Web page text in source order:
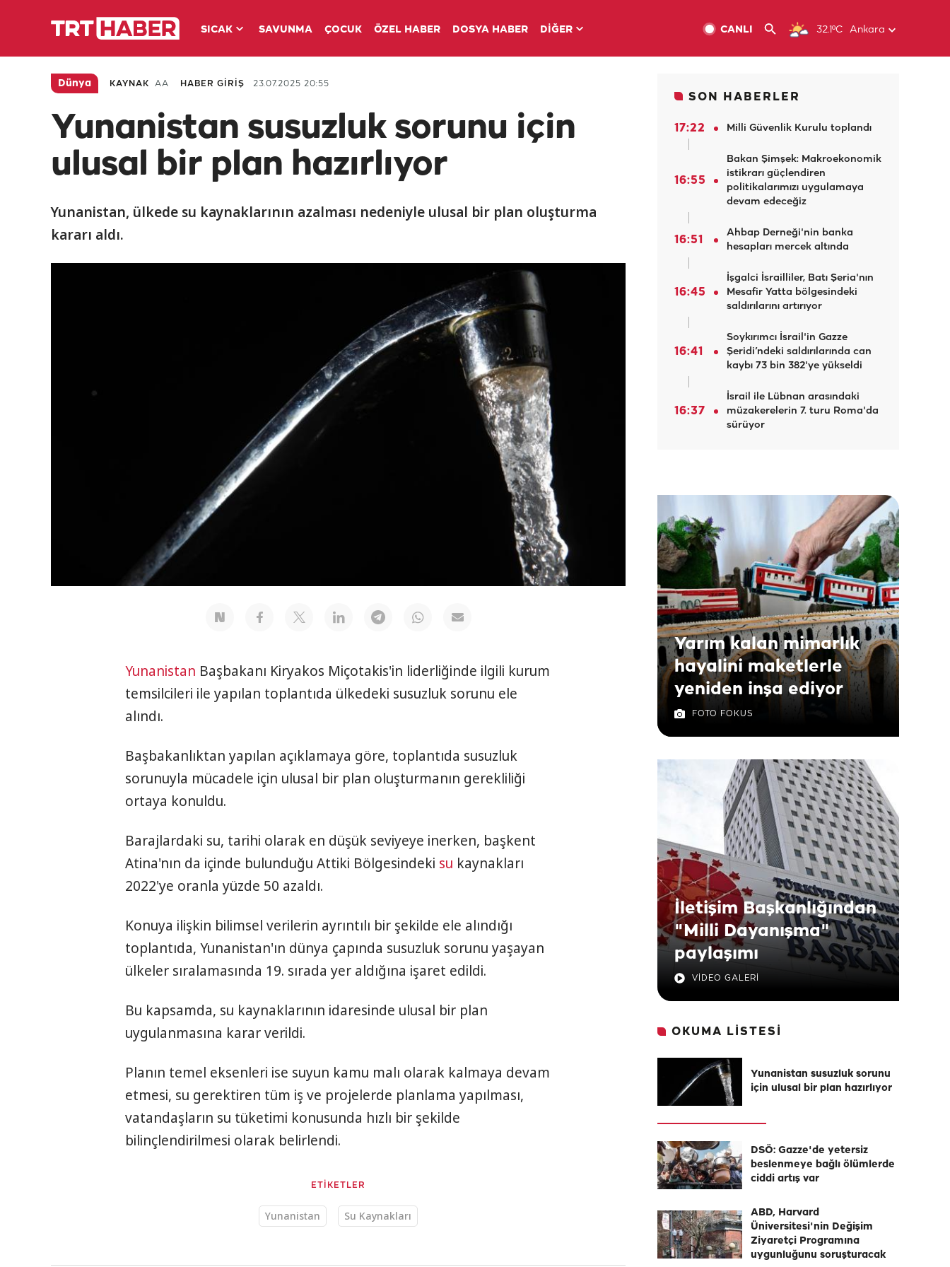
SICAK SAVUNMA ÇOCUK ÖZEL HABER DOSYA HABER DİĞER 32.1ºC Ankara
CANLI
Dünya KAYNAK AA HABER GİRİŞ 23.07.2025 20:55
Yunanistan susuzluk sorunu için
ulusal bir plan hazırlıyor
Yunanistan, ülkede su kaynaklarının azalması nedeniyle ulusal bir plan oluşturma
kararı aldı.
Yunanistan Başbakanı Kiryakos Miçotakis'in liderliğinde ilgili kurum
temsilcileri ile yapılan toplantıda ülkedeki susuzluk sorunu ele
alındı.
Başbakanlıktan yapılan açıklamaya göre, toplantıda susuzluk
sorunuyla mücadele için ulusal bir plan oluşturmanın gerekliliği
ortaya konuldu.
Barajlardaki su, tarihi olarak en düşük seviyeye inerken, başkent
Atina'nın da içinde bulunduğu Attiki Bölgesindeki su kaynakları
2022'ye oranla yüzde 50 azaldı.
Konuya ilişkin bilimsel verilerin ayrıntılı bir şekilde ele alındığı
toplantıda, Yunanistan'ın dünya çapında susuzluk sorunu yaşayan
ülkeler sıralamasında 19. sırada yer aldığına işaret edildi.
Bu kapsamda, su kaynaklarının idaresinde ulusal bir plan
uygulanmasına karar verildi.
Planın temel eksenleri ise suyun kamu malı olarak kalmaya devam
etmesi, su gerektiren tüm iş ve projelerde planlama yapılması,
vatandaşların su tüketimi konusunda hızlı bir şekilde
bilinçlendirilmesi olarak belirlendi.
ETİKETLER
Yunanistan Su Kaynakları
SON HABERLER
17:22 Milli Güvenlik Kurulu toplandı
16:55
Bakan Şimşek: Makroekonomik
istikrarı güçlendiren
politikalarımızı uygulamaya
devam edeceğiz
16:51
Ahbap Derneği'nin banka
hesapları mercek altında
16:45
İşgalci İsrailliler, Batı Şeria'nın
Mesafir Yatta bölgesindeki
saldırılarını artırıyor
16:41
Soykırımcı İsrail'in Gazze
Şeridi’ndeki saldırılarında can
kaybı 73 bin 382'ye yükseldi
16:37
İsrail ile Lübnan arasındaki
müzakerelerin 7. turu Roma'da
sürüyor
Yarım kalan mimarlık
hayalini maketlerle
yeniden inşa ediyor
FOTO FOKUS
İletişim Başkanlığından
"Milli Dayanışma"
paylaşımı
VİDEO GALERİ
OKUMA LİSTESİ
Yunanistan susuzluk sorunu
için ulusal bir plan hazırlıyor
DSÖ: Gazze'de yetersiz
beslenmeye bağlı ölümlerde
ciddi artış var
ABD, Harvard
Üniversitesi'nin Değişim
Ziyaretçi Programına
uygunluğunu soruşturacak